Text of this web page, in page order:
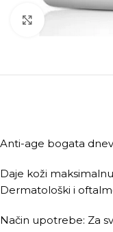
Anti-age bogata
Daje koži
Dermatološki i
Način upotrebe: Za